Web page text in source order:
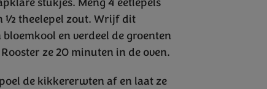
½ theelepel zout. Wrijf dit
en verdeel de groenten
ze 20 minuten in de oven.
de kikkererwten af en laat ze